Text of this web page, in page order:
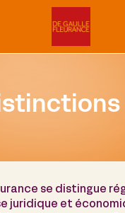
se distingue
juridique et